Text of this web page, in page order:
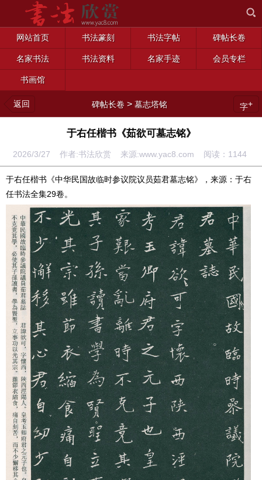
网站首页 书法篆刻 书法字帖 碑帖长卷
名家书法 书法资料 名家手迹 会员专栏
书画馆
返回 碑帖长卷 >墓志塔铭 字+
于右任楷书《茹欲可墓志铭》
2026/3/27 作者:书法欣赏 来源:www.yac8.com 阅读： 1144
于右任楷书《中华民国故临时参议院议员茹君墓志铭》，来源：于右
任书法全集29卷。